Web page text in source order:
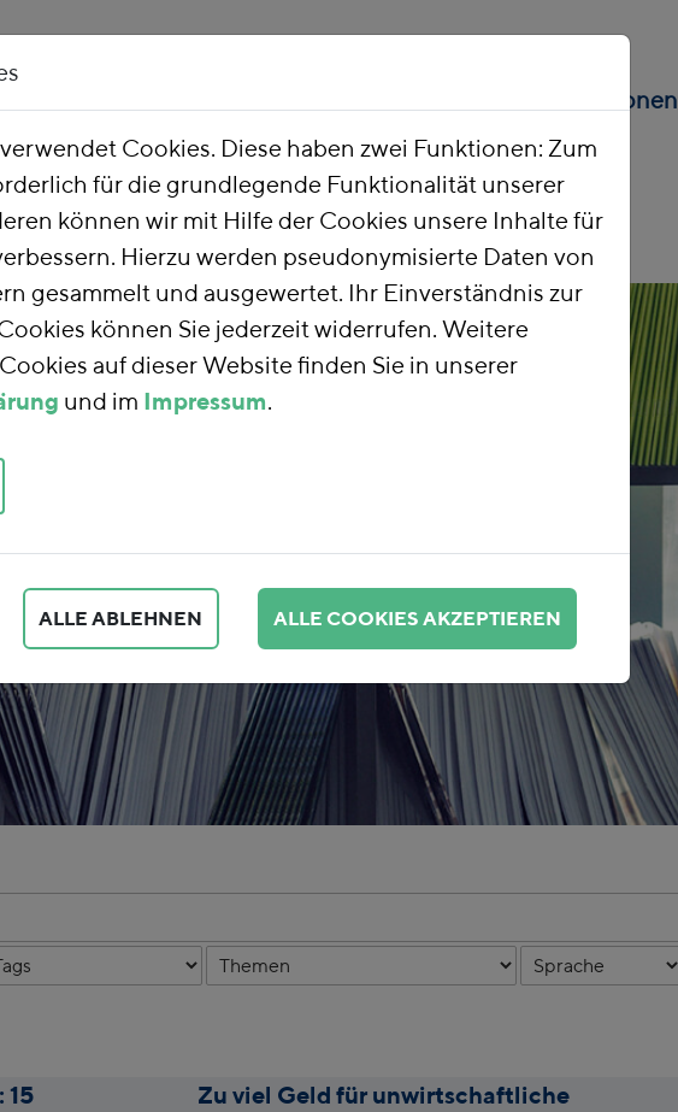
Publikationen
15
Zu viel Geld für unwirtschaftliche
Cookies. Diese haben zwei Funktionen: Zum
für die grundlegende Funktionalität unserer
können wir mit Hilfe der Cookies unsere Inhalte für
Hierzu werden pseudonymisierte Daten von
gesammelt und ausgewertet. Ihr Einverständnis zur
können Sie jederzeit widerrufen. Weitere
auf dieser Website finden Sie in unserer
und im Impressum.
ALLE ABLEHNEN ALLE COOKIES AKZEPTIEREN